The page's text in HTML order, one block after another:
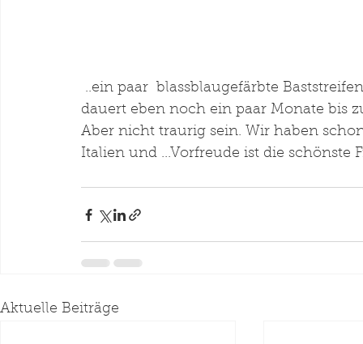
dauert eben noch ein paar Monate bis
Aber nicht traurig sein. Wir haben
Italien und ...Vorfreude ist die schönste
Aktuelle Beiträge